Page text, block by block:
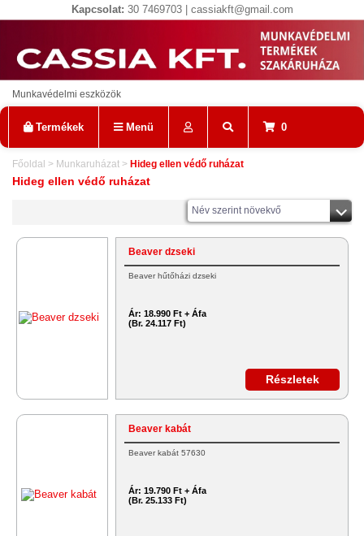
Kapcsolat: 30 7469703 | cassiakft@gmail.com
Munkavédelmi eszközök
Termékek Menü 0
Főoldal > Munkaruházat > Hideg ellen védő ruházat
Hideg ellen védő ruházat
Név szerint növekvő
Beaver dzseki
Beaver hűtőházi dzseki
Ár: 18.990 Ft + Áfa
(Br. 24.117 Ft)
Részletek
Beaver kabát
Beaver kabát 57630
Ár: 19.790 Ft + Áfa
(Br. 25.133 Ft)